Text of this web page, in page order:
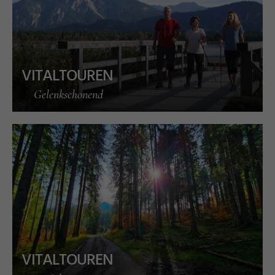
VITALTOUREN
Gelenkschonend
VITALTOUREN
©
Pi
a
M
a
gi